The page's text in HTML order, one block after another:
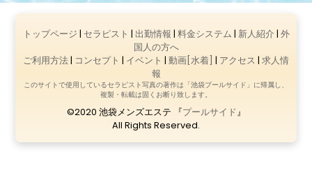
トップページ | セラピスト | 出勤情報 | 料金システム | 新人紹介 | 外
国人の方へ
ご利用方法| コンセプト | イベント | 動画[水着] | アクセス | 求人情
報
このサイトで使用しているセラピスト写真の著作は「池袋プールサイド」に帰属し、
複製・転載は固くお断り致します。
©2020 池袋メンズエステ 『プールサイド』
All Rights Reserved.